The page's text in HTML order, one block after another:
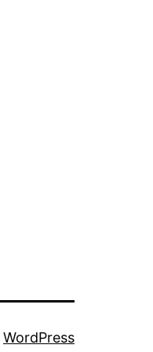
WordPress